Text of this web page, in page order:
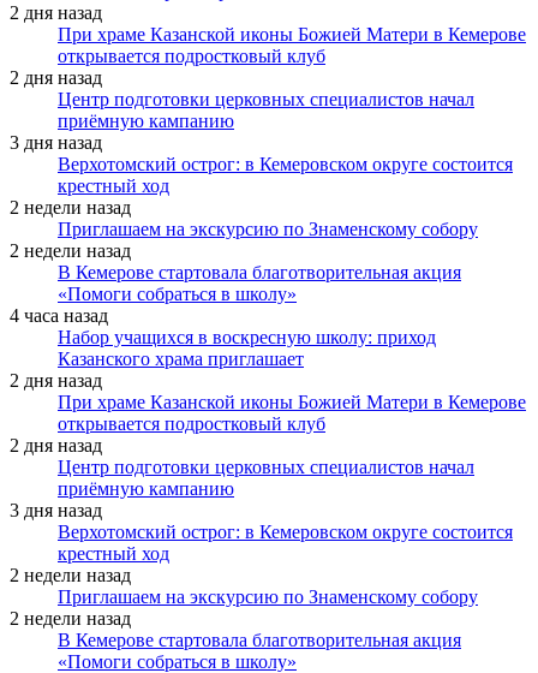
2 дня назад
При храме Казанской иконы Божией Матери в Кемерове
открывается подростковый клуб
2 дня назад
Центр подготовки церковных специалистов начал
приёмную кампанию
3 дня назад
Верхотомский острог: в Кемеровском округе состоится
крестный ход
2 недели назад
Приглашаем на экскурсию по Знаменскому собору
2 недели назад
В Кемерове стартовала благотворительная акция
«Помоги собраться в школу»
4 часа назад
Набор учащихся в воскресную школу: приход
Казанского храма приглашает
2 дня назад
При храме Казанской иконы Божией Матери в Кемерове
открывается подростковый клуб
2 дня назад
Центр подготовки церковных специалистов начал
приёмную кампанию
3 дня назад
Верхотомский острог: в Кемеровском округе состоится
крестный ход
2 недели назад
Приглашаем на экскурсию по Знаменскому собору
2 недели назад
В Кемерове стартовала благотворительная акция
«Помоги собраться в школу»